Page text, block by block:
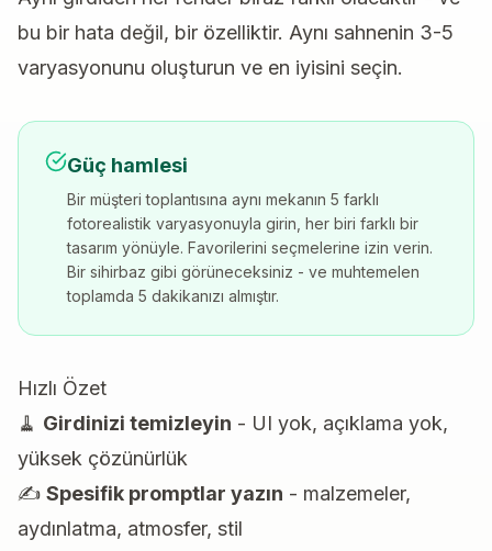
bu bir hata değil, bir özelliktir. Aynı sahnenin 3-5
varyasyonunu oluşturun ve en iyisini seçin.
Güç hamlesi
Bir müşteri toplantısına aynı mekanın 5 farklı
fotorealistik varyasyonuyla girin, her biri farklı bir
tasarım yönüyle. Favorilerini seçmelerine izin verin.
Bir sihirbaz gibi görüneceksiniz - ve muhtemelen
toplamda 5 dakikanızı almıştır.
Hızlı Özet
🧹 Girdinizi temizleyin - UI yok, açıklama yok,
yüksek çözünürlük
✍️ Spesifik promptlar yazın - malzemeler,
aydınlatma, atmosfer, stil